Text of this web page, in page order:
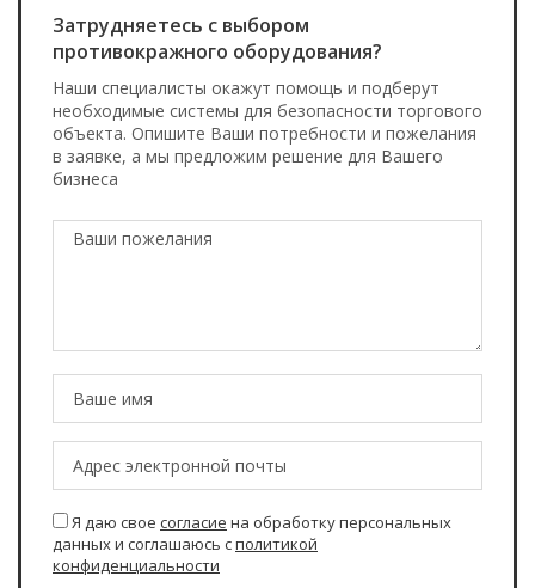
Затрудняетесь с выбором
противокражного оборудования?
Наши специалисты окажут помощь и подберут
необходимые системы для безопасности торгового
объекта. Опишите Ваши потребности и пожелания
в заявке, а мы предложим решение для Вашего
бизнеса
Я даю свое согласие на обработку персональных
данных и соглашаюсь сполитикой
конфиденциальности